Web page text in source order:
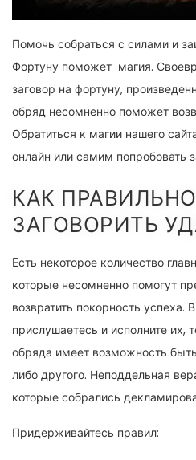
Помочь собраться с силами и
Фортуну поможет магия.
заговор на фортуну,
обряд несомненно поможет
Обратиться к магии нашего
онлайн или самим попробовать
КАК ПРАВИЛЬНО
ЗАГОВОРИТЬ
Есть некоторое количество
которые несомненно помогут
возвратить покорность успеха.
прислушаетесь и исполните их,
обряда имеет возможность
либо другого. Неподдельная
которые собрались
Придерживайтесь правил: